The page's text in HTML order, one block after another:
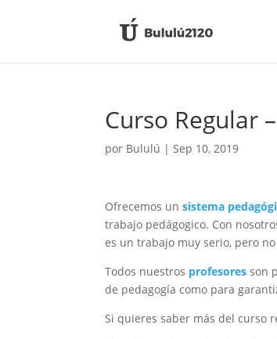
Curso Regular
por Bululú |Sep 10, 2019
Ofrecemos unsistema
trabajo pedágogico. Con
es un trabajo muy serio, pero
Todos nuestros profesores son
de pedagogía como para
Si quieres saber más del curso